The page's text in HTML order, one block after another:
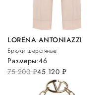
LORENA ANTONIAZZI
Брюки шерстяные
75 200руб.45 120 руб.
Размеры:46